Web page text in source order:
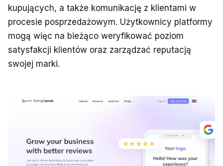
kupujących, a także komunikację z klientami w
procesie posprzedażowym. Użytkownicy platformy
mogą więc na bieżąco weryfikować poziom
satysfakcji klientów oraz zarządzać reputacją
swojej marki.